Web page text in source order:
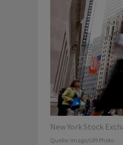
New York Stock
Quelle: imago/UPI Photo